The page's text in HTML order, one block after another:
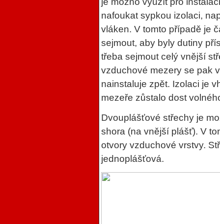
nafoukat sypkou izolaci,
vláken. V tomto případě je
sejmout, aby byly dutiny
třeba sejmout celý vnější
vzduchové mezery se pak
nainstaluje zpět. Izolaci je
mezeře zůstalo dost
Dvouplášťové střechy je
shora (na vnější plášť). V
otvory vzduchové vrstvy.
jednoplášťová.